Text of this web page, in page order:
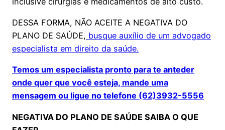
DESSA FORMA, NÃO ACEITE A NEGATIVA DO
PLANO DE SAÚDE, busque auxílio de um advogado
especialista em direito da saúde.
Temos um especialista pronto para te anteder
onde quer que você esteja, mande uma
mensagem ou ligue no telefone (62)3932-5556
NEGATIVA DO PLANO DE SAÚDE SAIBA O QUE